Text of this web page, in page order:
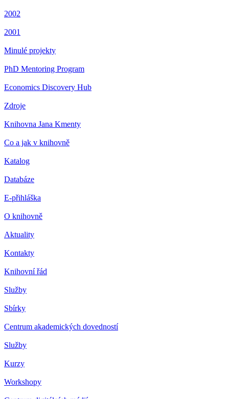
2002
2001
Minulé projekty
PhD Mentoring Program
Economics Discovery Hub
Zdroje
Knihovna Jana Kmenty
Co a jak v knihovně
Katalog
Databáze
E-přihláška
O knihovně
Aktuality
Kontakty
Knihovní řád
Služby
Sbírky
Centrum akademických dovedností
Služby
Kurzy
Workshopy